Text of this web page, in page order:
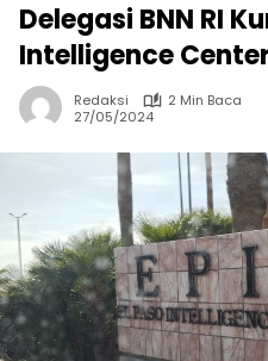
Delegasi BNN RI
Intelligence
Redaksi
2 Min Baca
27/05/2024